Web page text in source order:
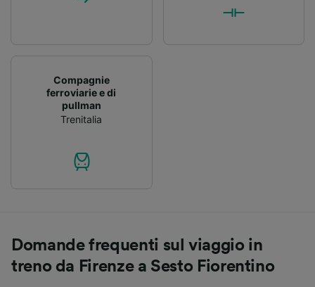
Compagnie
ferroviarie e di
pullman
Trenitalia
Domande frequenti sul viaggio in
treno da Firenze a Sesto Fiorentino